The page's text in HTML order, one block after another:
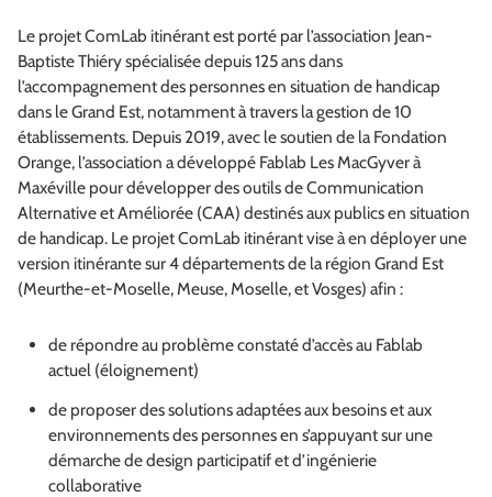
Le projet ComLab itinérant est porté par l’association Jean-
Baptiste Thiéry spécialisée depuis 125 ans dans
l’accompagnement des personnes en situation de handicap
dans le Grand Est, notamment à travers la gestion de 10
établissements. Depuis 2019, avec le soutien de la Fondation
Orange, l’association a développé Fablab Les MacGyver à
Maxéville pour développer des outils de Communication
Alternative et Améliorée (CAA) destinés aux publics en situation
de handicap. Le projet ComLab itinérant vise à en déployer une
version itinérante sur 4 départements de la région Grand Est
(Meurthe-et-Moselle, Meuse, Moselle, et Vosges) afin :
de répondre au problème constaté d’accès au Fablab
actuel (éloignement)
de proposer des solutions adaptées aux besoins et aux
environnements des personnes en s’appuyant sur une
démarche de design participatif et d’ingénierie
collaborative